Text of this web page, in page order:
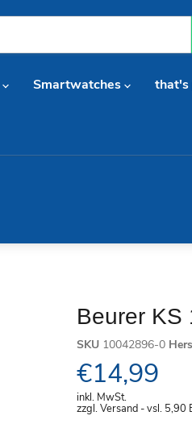
Smartwatches
Beurer KS
SKU 10042896-0
Aktueller
€14,99
inkl. MwSt.
zzgl. Versand - vsl. 5,90